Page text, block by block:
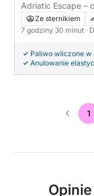
Adriatic Escape –
wyspę z Zadaru
Ze sternikiem
7 godziny 30 minut ·
Paliwo wliczone w
Anulowanie
1